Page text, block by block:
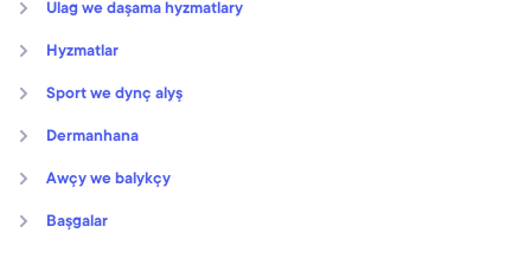
Ulag we daşama hyzmatlary
Hyzmatlar
Sport we dynç alyş
Dermanhana
Awçy we balykçy
Başgalar